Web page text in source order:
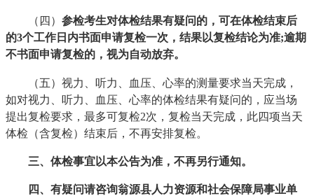
（四）参检考生对体检结果有疑问的，可在体检结束后
的3个工作日内书面申请复检一次，结果以复检结论为准;逾期
不书面申请复检的，视为自动放弃。
（五）视力、听力、血压、心率的测量要求当天完成，
如对视力、听力、血压、心率的体检结果有疑问的，应当场
提出复检要求，最多可复检2次，复检当天完成，此四项当天
体检（含复检）结束后，不再安排复检。
三、体检事宜以本公告为准，不再另行通知。
四、有疑问请咨询翁源县人力资源和社会保障局事业单